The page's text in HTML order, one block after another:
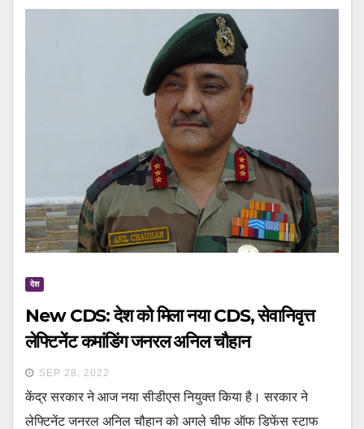
देश
New CDS: देश को मिला नया CDS, सेवानिवृत्त
लेफ्टिनेंट कमांडिंग जनरल अनिल चौहान
SEP 28, 2022
केंद्र सरकार ने आज नया सीडीएस नियुक्त किया है। सरकार ने
लेफ्टिनेंट जनरल अनिल चौहान को अगले चीफ ऑफ डिफेंस स्टाफ